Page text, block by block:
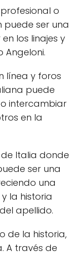
o
ser una
los linajes y
Angeloni.
línea y foros
puede
intercambiar
en la
de Italia donde
ser una
una
la historia
apellido.
de la historia,
A través de